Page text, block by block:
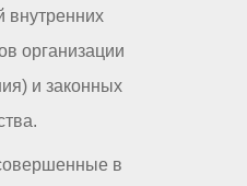
внутренних
организации
и законных
в